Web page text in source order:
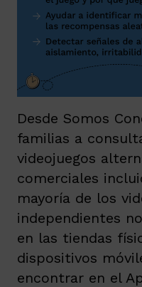
Desde Somos
familias a
videojuegos
comerciales
mayoría de los
independientes
en las tiendas
dispositivos
encontrar en el